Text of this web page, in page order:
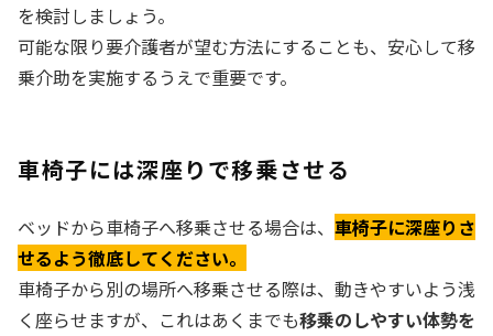
を検討しましょう。
可能な限り要介護者が望む方法にすることも、安心して移
乗介助を実施するうえで重要です。
車椅子には深座りで移乗させる
ベッドから車椅子へ移乗させる場合は、 車椅子に深座りさ
せるよう徹底してください。
車椅子から別の場所へ移乗させる際は、動きやすいよう浅
く座らせますが、これはあくまでも移乗のしやすい体勢を